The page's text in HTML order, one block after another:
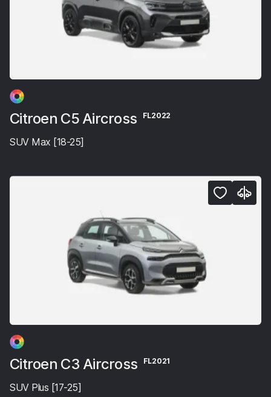
Citroen C5 Aircross FL2022
SUV Max [18-25]
Citroen C3 Aircross FL2021
SUV Plus [17-25]